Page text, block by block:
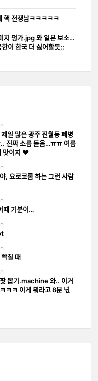
핵 전쟁남ㅋㅋㅋㅋㅋ
평가.jpg 와 일본 보소…
한국 더 싫어할듯;;
많은 광주 진월동 폐병
진짜 소름 돋음…ㅠㅠ 여름
맛이지 ❤️
요로코롬 하는 그런 사람
기분이…
때
뽑기.machine 와.. 이거
ㅋㅋㅋ 이게 뭐라고 8분 넋